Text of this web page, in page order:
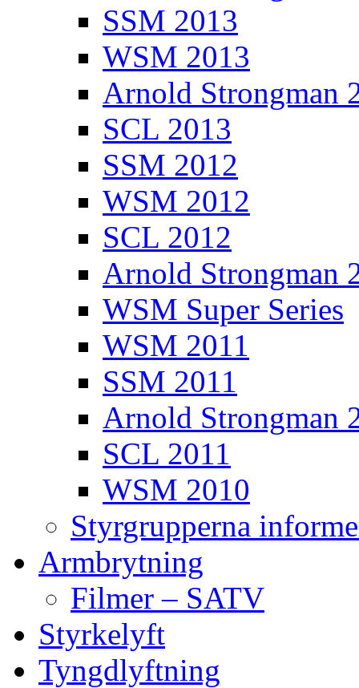
SSM 2013
WSM 2013
Arnold Strongman
SCL 2013
SSM 2012
WSM 2012
SCL 2012
Arnold Strongman
WSM Super Series
WSM 2011
SSM 2011
Arnold Strongman
SCL 2011
WSM 2010
Styrgrupperna
Armbrytning
Filmer – SATV
Styrkelyft
Tyngdlyftning